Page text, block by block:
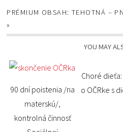
PRÉMIUM OBSAH: TEHOTNÁ –
»
YOU MAY
90 dní poistenia /na
materskú/,
kontrolná činnosť
Choré
o OČRke s